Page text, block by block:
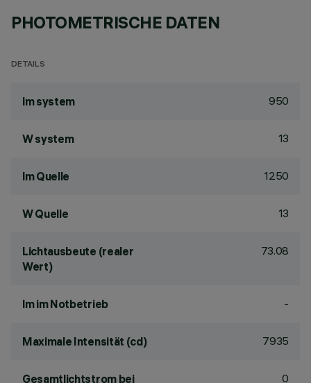
PHOTOMETRISCHE DATEN
DETAILS
lm system 950
W system 13
lm Quelle 1250
W Quelle 13
Lichtausbeute (realer
Wert)
73.08
lm im Notbetrieb -
Maximale Intensität (cd) 7935
Gesamtlichtstrom bei 0